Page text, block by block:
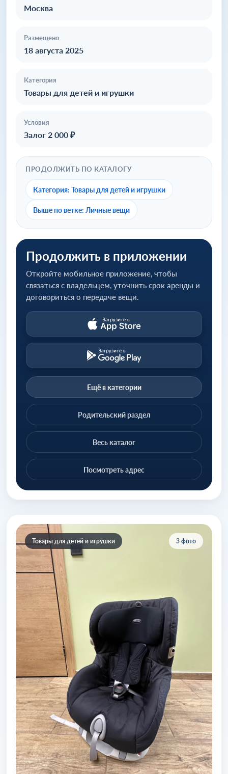
Товары для детей и игрушки 3 фото
Москва
Размещено
18 августа 2025
Категория
Товары для детей и игрушки
Условия
Залог 2 000 ₽
ПРОДОЛЖИТЬ ПО КАТАЛОГУ
Категория: Товары для детей и игрушки
Выше по ветке: Личные вещи
Продолжить в приложении
Откройте мобильное приложение, чтобы
связаться с владельцем, уточнить срок аренды и
договориться о передаче вещи.
Ещё в категории
Родительский раздел
Весь каталог
Посмотреть адрес